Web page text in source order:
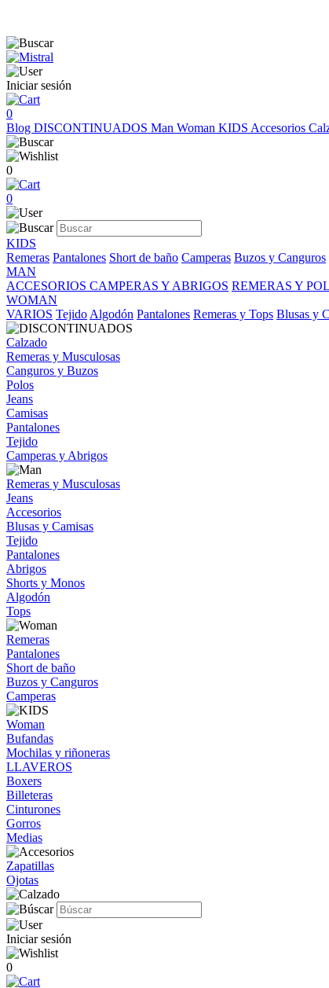
Iniciar sesión
0
Blog DISCONTINUADOS Man Woman KIDS Accesorios
0
0
KIDS
Remeras Pantalones Short de baño Camperas Buzos y Canguros
MAN
ACCESORIOS CAMPERAS Y ABRIGOS REMERAS Y
WOMAN
VARIOS Tejido Algodón Pantalones Remeras y Tops Blusas y
Calzado
Remeras y Musculosas
Canguros y Buzos
Polos
Jeans
Camisas
Pantalones
Tejido
Camperas y Abrigos
Remeras y Musculosas
Jeans
Accesorios
Blusas y Camisas
Tejido
Pantalones
Abrigos
Shorts y Monos
Algodón
Tops
Remeras
Pantalones
Short de baño
Buzos y Canguros
Camperas
Woman
Bufandas
Mochilas y riñoneras
LLAVEROS
Boxers
Billeteras
Cinturones
Gorros
Medias
Zapatillas
Ojotas
Iniciar sesión
0